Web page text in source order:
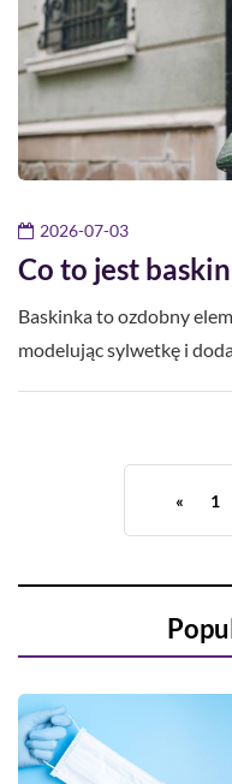
2026-07-03
Co to jest
Baskinka to ozdobny
modelując sylwetkę i
« 1